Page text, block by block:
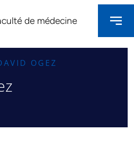
de médecine
OGEZ